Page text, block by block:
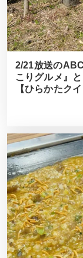
2/21放送の
こりグルメ』
【ひらかたクイ